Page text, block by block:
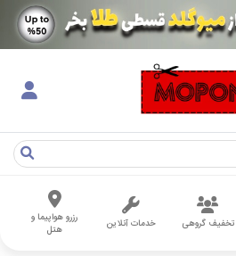
تخفیف گروهی خدمات آنلاین
رزرو هواپیما و
هتل